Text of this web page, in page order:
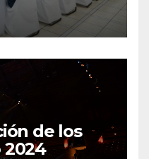
de los
2024